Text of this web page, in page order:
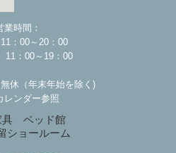
業時間：
：00～20：00
：00～19：00
休（年末年始を除く)
レンダー参照
具 ベッド館
ショールーム